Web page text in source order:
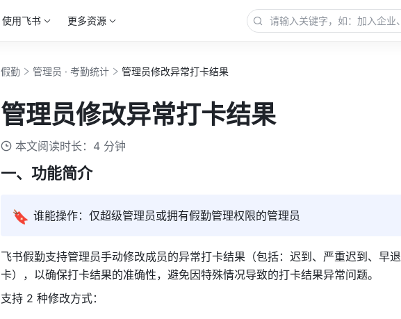
使用飞书 更多资源
假勤 管理员 · 考勤统计 管理员修改异常打卡结果
管理员修改异常打卡结果
本文阅读时长：4 分钟
一、功能简介
🔖 谁能操作：仅超级管理员或拥有假勤管理权限的管理员
飞书假勤支持管理员手动修改成员的异常打卡结果（包括：迟到、严重迟到、早
卡），以确保打卡结果的准确性，避免因特殊情况导致的打卡结果异常问题。
支持 2 种修改方式：